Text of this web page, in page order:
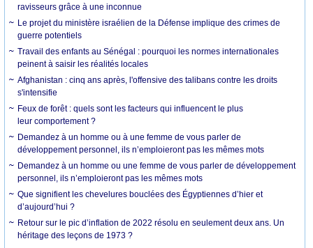
ravisseurs grâce à une inconnue
Le projet du ministère israélien de la Défense implique des crimes de
guerre potentiels
Travail des enfants au Sénégal : pourquoi les normes internationales
peinent à saisir les réalités locales
Afghanistan : cinq ans après, l'offensive des talibans contre les droits
s'intensifie
Feux de forêt : quels sont les facteurs qui influencent le plus
leur comportement ?
Demandez à un homme ou à une femme de vous parler de
développement personnel, ils n’emploieront pas les mêmes mots
Demandez à un homme ou une femme de vous parler de développement
personnel, ils n’emploieront pas les mêmes mots
Que signifient les chevelures bouclées des Égyptiennes d’hier et
d’aujourd’hui ?
Retour sur le pic d’inflation de 2022 résolu en seulement deux ans. Un
héritage des leçons de 1973 ?